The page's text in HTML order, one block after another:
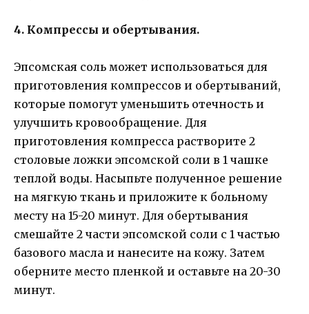
4. Компрессы и обертывания.
Эпсомская соль может использоваться для
приготовления компрессов и обертываний,
которые помогут уменьшить отечность и
улучшить кровообращение. Для
приготовления компресса растворите 2
столовые ложки эпсомской соли в 1 чашке
теплой воды. Насыпьте полученное решение
на мягкую ткань и приложите к больному
месту на 15-20 минут. Для обертывания
смешайте 2 части эпсомской соли с 1 частью
базового масла и нанесите на кожу. Затем
оберните место пленкой и оставьте на 20-30
минут.